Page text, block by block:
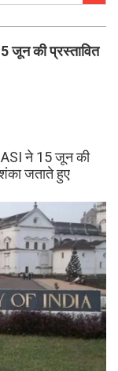
जून की प्रस्तावित
ASI ने 15 जून की
जताते हुए